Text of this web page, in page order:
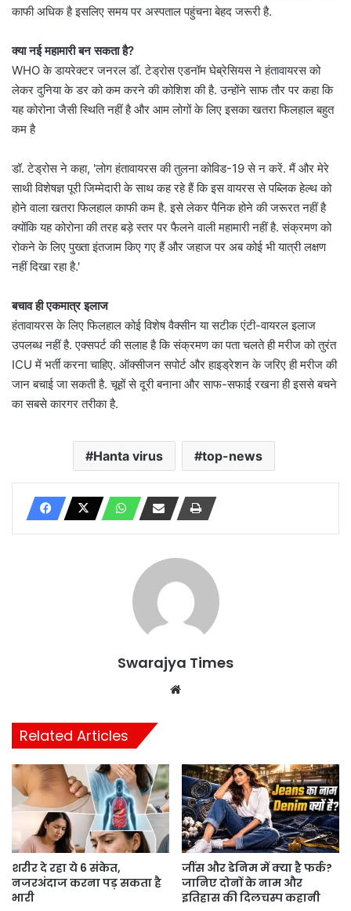
काफी अधिक है इसलिए समय पर अस्पताल पहुंचना बेहद जरूरी है.
क्या नई महामारी बन सकता है?
WHO के डायरेक्टर जनरल डॉ. टेड्रोस एडनॉम घेब्रेसियस ने हंतावायरस को
लेकर दुनिया के डर को कम करने की कोशिश की है. उन्होंने साफ तौर पर कहा कि
यह कोरोना जैसी स्थिति नहीं है और आम लोगों के लिए इसका खतरा फिलहाल बहुत
कम है
डॉ. टेड्रोस ने कहा, 'लोग हंतावायरस की तुलना कोविड-19 से न करें. मैं और मेरे
साथी विशेषज्ञ पूरी जिम्मेदारी के साथ कह रहे हैं कि इस वायरस से पब्लिक हेल्थ को
होने वाला खतरा फिलहाल काफी कम है. इसे लेकर पैनिक होने की जरूरत नहीं है
क्योंकि यह कोरोना की तरह बड़े स्तर पर फैलने वाली महामारी नहीं है. संक्रमण को
रोकने के लिए पुख्ता इंतजाम किए गए हैं और जहाज पर अब कोई भी यात्री लक्षण
नहीं दिखा रहा है.'
बचाव ही एकमात्र इलाज
हंतावायरस के लिए फिलहाल कोई विशेष वैक्सीन या सटीक एंटी-वायरल इलाज
उपलब्ध नहीं है. एक्सपर्ट की सलाह है कि संक्रमण का पता चलते ही मरीज को तुरंत
ICU में भर्ती करना चाहिए. ऑक्सीजन सपोर्ट और हाइड्रेशन के जरिए ही मरीज की
जान बचाई जा सकती है. चूहों से दूरी बनाना और साफ-सफाई रखना ही इससे बचने
का सबसे कारगर तरीका है.
Hanta virus top-news
Swarajya Times
Related Articles
शरीर दे रहा ये 6 संकेत,
नजरअंदाज करना पड़ सकता है
भारी
जींस और डेनिम में क्या है फर्क?
जानिए दोनों के नाम और
इतिहास की दिलचस्प कहानी